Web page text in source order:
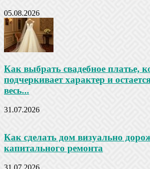
05.08.2026
Как выбрать свадебное платье,
подчеркивает характер и
весь...
31.07.2026
Как сделать дом визуально
капитального ремонта
31.07.2026